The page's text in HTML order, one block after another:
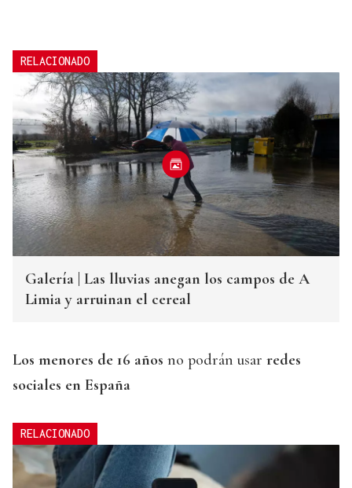
RELACIONADO
Galería | Las lluvias anegan los campos de A
Limia y arruinan el cereal
Los menores de 16 años no podrán usar redes
sociales en España
RELACIONADO